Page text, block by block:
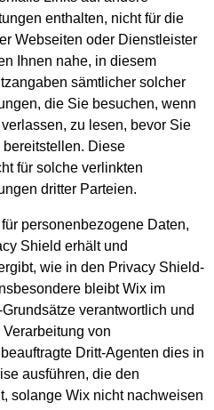
enthalten, nicht für die
Webseiten oder Dienstleister
Ihnen nahe, in diesem
sämtlicher solcher
die Sie besuchen, wenn
zu lesen, bevor Sie
bereitstellen. Diese
für solche verlinkten
dritter Parteien.
personenbezogene Daten,
Shield erhält und
wie in den Privacy Shield-
bleibt Wix im
verantwortlich und
von
Dritt-Agenten dies in
ausführen, die den
solange Wix nicht nachweisen